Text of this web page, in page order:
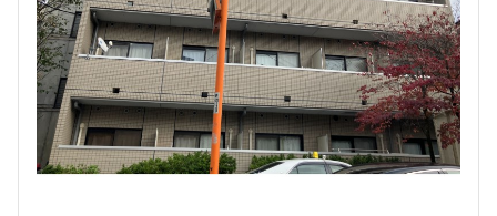
お部屋を再検索
検索結果の絞り込み
賃料